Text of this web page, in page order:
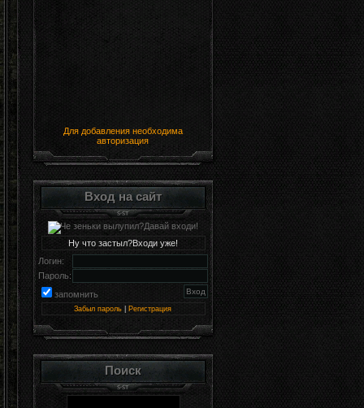
Для добавления необходима
авторизация
Вход на сайт
Ну что застыл?Входи уже!
Логин:
Пароль:
запомнить
Забыл пароль Регистрация
Поиск